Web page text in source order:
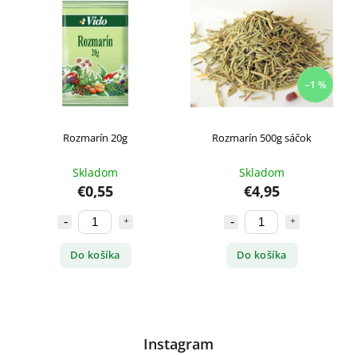
Abecedne
Rozmarín 20g
Skladom
€0,55
Do košíka
–1 %
Rozmarín 500g sáčok
Skladom
€4,95
Do košíka
Instagram